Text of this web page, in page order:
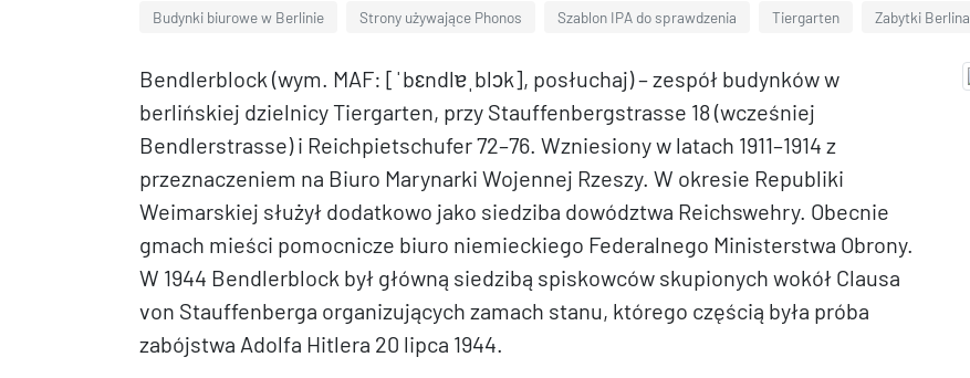
Budynki biurowe w Berlinie Strony używające Phonos Szablon IPA do sprawdzenia Tiergarten Zabytki Berlina
Bendlerblock (wym. MAF: [ˈbɛndlɐˌblɔk], posłuchaj) – zespół budynków w
berlińskiej dzielnicy Tiergarten, przy Stauffenbergstrasse 18 (wcześniej
Bendlerstrasse) i Reichpietschufer 72–76. Wzniesiony w latach 1911–1914 z
przeznaczeniem na Biuro Marynarki Wojennej Rzeszy. W okresie Republiki
Weimarskiej służył dodatkowo jako siedziba dowództwa Reichswehry. Obecnie
gmach mieści pomocnicze biuro niemieckiego Federalnego Ministerstwa Obrony.
W 1944 Bendlerblock był główną siedzibą spiskowców skupionych wokół Clausa
von Stauffenberga organizujących zamach stanu, którego częścią była próba
zabójstwa Adolfa Hitlera 20 lipca 1944.